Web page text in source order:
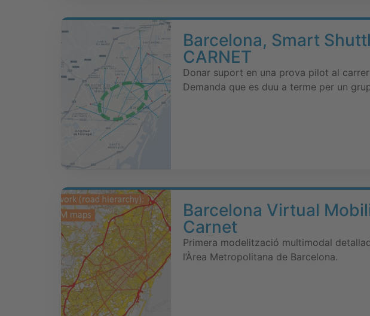
Barcelona, Smart
CARNET
Donar suport en una prova pilot al
Demanda que es duu a terme per un
Barcelona Virtual
Carnet
Primera modelització multimodal
l’Àrea Metropolitana de Barcelona.